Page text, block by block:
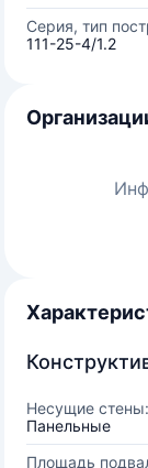
Серия, тип
111-25-4/1.2
Несущие стены:
Панельные
Площадь